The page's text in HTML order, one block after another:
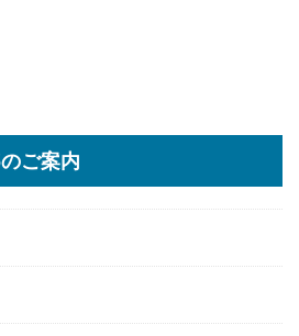
ご案内